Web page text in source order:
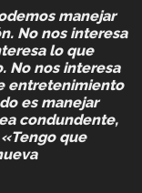
manejar
No nos interesa
lo que
No nos interesa
entretenimiento
es manejar
condundente,
que